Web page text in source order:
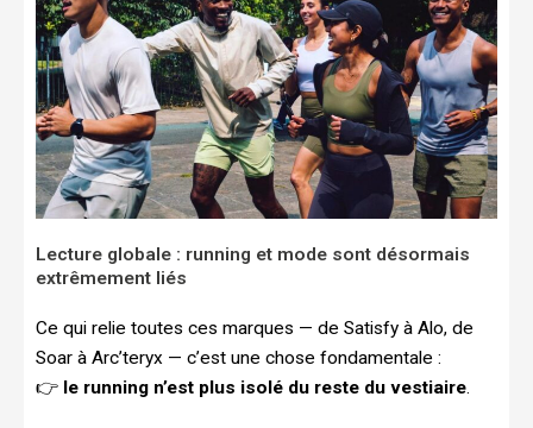
Lecture globale : running et mode sont désormais
extrêmement liés
Ce qui relie toutes ces marques — de Satisfy à Alo, de
Soar à Arc’teryx — c’est une chose fondamentale :
👉 le running n’est plus isolé du reste du vestiaire.